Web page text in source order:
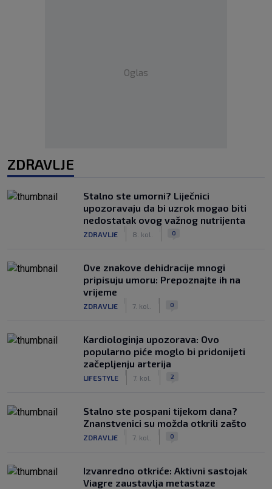
Oglas
ZDRAVLJE
Stalno ste umorni? Liječnici
upozoravaju da bi uzrok mogao biti
nedostatak ovog važnog nutrijenta
ZDRAVLJE 8. kol. 0
Ove znakove dehidracije mnogi
pripisuju umoru: Prepoznajte ih na
vrijeme
ZDRAVLJE 7. kol. 0
Kardiologinja upozorava: Ovo
popularno piće moglo bi pridonijeti
začepljenju arterija
LIFESTYLE 7. kol. 2
Stalno ste pospani tijekom dana?
Znanstvenici su možda otkrili zašto
ZDRAVLJE 7. kol. 0
Izvanredno otkriće: Aktivni sastojak
Viagre zaustavlja metastaze